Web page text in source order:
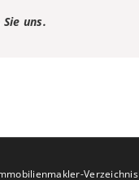
uns.
Verzeichnis